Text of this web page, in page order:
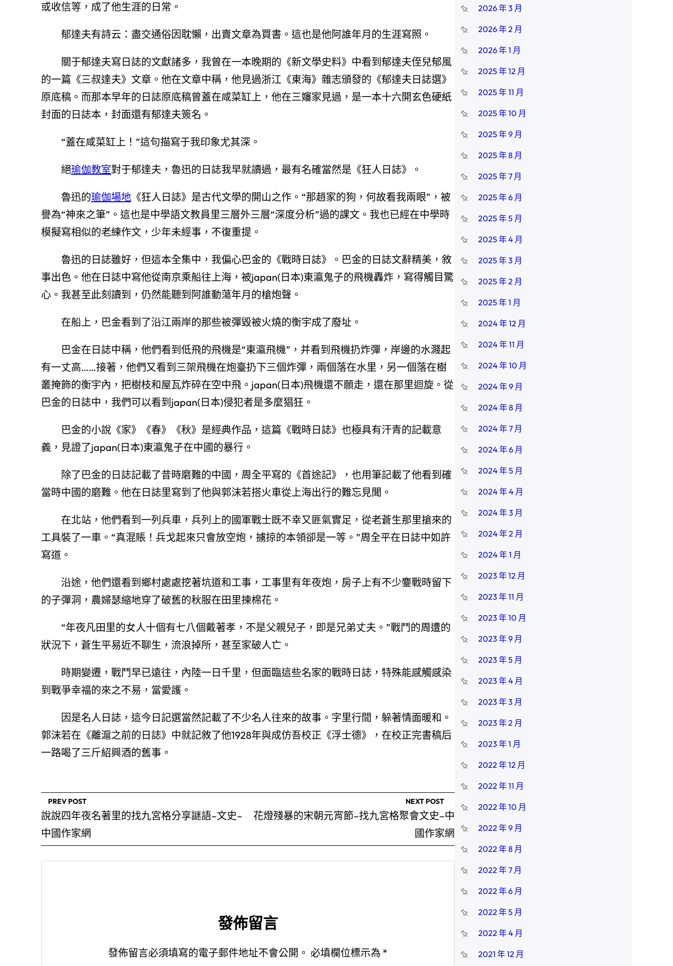
或收信等，成了他生涯的日常。
郁達夫有詩云：盡交通俗因耽懶，出賣文章為買書。這也是他阿誰年月的生涯寫照。
關于郁達夫寫日誌的文獻諸多，我曾在一本晚期的《新文學史料》中看到郁達夫侄兒郁風
的一篇《三叔達夫》文章。他在文章中稱，他見過浙江《東海》雜志頒發的《郁達夫日誌選》
原底稿。而那本早年的日誌原底稿曾蓋在咸菜缸上，他在三嬸家見過，是一本十六開玄色硬紙
封面的日誌本，封面還有郁達夫簽名。
“蓋在咸菜缸上！”這句描寫于我印象尤其深。
絕瑜伽教室對于郁達夫，魯迅的日誌我早就讀過，最有名確當然是《狂人日誌》。
魯迅的瑜伽場地《狂人日誌》是古代文學的開山之作。“那趙家的狗，何故看我兩眼”，被
譽為“神來之筆”。這也是中學語文教員里三層外三層“深度分析”過的課文。我也已經在中學時
模擬寫相似的老練作文，少年未經事，不復重提。
魯迅的日誌雖好，但這本全集中，我偏心巴金的《戰時日誌》。巴金的日誌文辭精美，敘
事出色。他在日誌中寫他從南京乘船往上海，被japan(日本)東瀛鬼子的飛機轟炸，寫得觸目驚
心。我甚至此刻讀到，仍然能聽到阿誰動蕩年月的槍炮聲。
在船上，巴金看到了沿江兩岸的那些被彈毀被火燒的衡宇成了廢址。
巴金在日誌中稱，他們看到低飛的飛機是“東瀛飛機”，并看到飛機扔炸彈，岸邊的水濺起
有一丈高……接著，他們又看到三架飛機在炮臺扔下三個炸彈，兩個落在水里，另一個落在樹
叢掩飾的衡宇內，把樹枝和屋瓦炸碎在空中飛。japan(日本)飛機還不願走，還在那里迴旋。從
巴金的日誌中，我們可以看到japan(日本)侵犯者是多麼猖狂。
巴金的小說《家》《春》《秋》是經典作品，這篇《戰時日誌》也極具有汗青的記載意
義，見證了japan(日本)東瀛鬼子在中國的暴行。
除了巴金的日誌記載了昔時磨難的中國，周全平寫的《首途記》，也用筆記載了他看到確
當時中國的磨難。他在日誌里寫到了他與郭沫若搭火車從上海出行的難忘見聞。
在北站，他們看到一列兵車，兵列上的國軍戰士既不幸又匪氣實足，從老蒼生那里搶來的
工具裝了一車。“真混賬！兵戈起來只會放空炮，擄掠的本領卻是一等。”周全平在日誌中如許
寫道。
沿途，他們還看到鄉村處處挖著坑道和工事，工事里有年夜炮，房子上有不少鏖戰時留下
的子彈洞，農婦瑟縮地穿了破舊的秋服在田里揀棉花。
“年夜凡田里的女人十個有七八個戴著孝，不是父親兒子，即是兄弟丈夫。”戰鬥的周遭的
狀況下，蒼生平易近不聊生，流浪掉所，甚至家破人亡。
時期變遷，戰鬥早已遠往，內陸一日千里，但面臨這些名家的戰時日誌，特殊能感觸感染
到戰爭幸福的來之不易，當愛護。
因是名人日誌，這今日記選當然記載了不少名人往來的故事。字里行間，躲著情面暖和。
郭沫若在《離滬之前的日誌》中就記敘了他1928年與成仿吾校正《浮士德》，在校正完書稿后
一路喝了三斤紹興酒的舊事。
PREV POST
說說四年夜名著里的找九宮格分享謎語–文史–
中國作家網
NEXT POST
花燈殘暴的宋朝元宵節–找九宮格聚會文史–中
國作家網
發佈留言
發佈留言必須填寫的電子郵件地址不會公開。 必填欄位標示為 *
2026 年 3 月
2026 年 2 月
2026 年 1 月
2025 年 12 月
2025 年 11 月
2025 年 10 月
2025 年 9 月
2025 年 8 月
2025 年 7 月
2025 年 6 月
2025 年 5 月
2025 年 4 月
2025 年 3 月
2025 年 2 月
2025 年 1 月
2024 年 12 月
2024 年 11 月
2024 年 10 月
2024 年 9 月
2024 年 8 月
2024 年 7 月
2024 年 6 月
2024 年 5 月
2024 年 4 月
2024 年 3 月
2024 年 2 月
2024 年 1 月
2023 年 12 月
2023 年 11 月
2023 年 10 月
2023 年 9 月
2023 年 5 月
2023 年 4 月
2023 年 3 月
2023 年 2 月
2023 年 1 月
2022 年 12 月
2022 年 11 月
2022 年 10 月
2022 年 9 月
2022 年 8 月
2022 年 7 月
2022 年 6 月
2022 年 5 月
2022 年 4 月
2021 年 12 月